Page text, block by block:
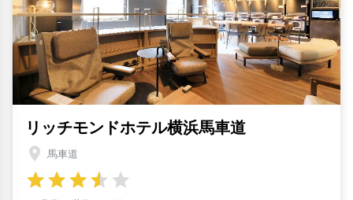
リッチモンドホテル横浜馬車道
馬車道